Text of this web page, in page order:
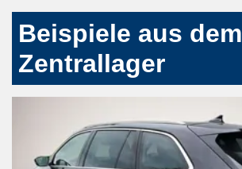
Beispiele aus dem
Zentrallager